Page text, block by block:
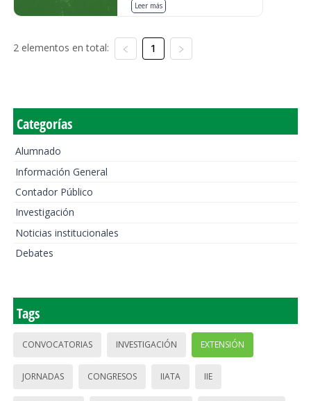
Leer más
2 elementos en total: 1
Categorías
Alumnado
Información General
Contador Público
Investigación
Noticias institucionales
Debates
Tags
CONVOCATORIAS INVESTIGACIÓN EXTENSIÓN
JORNADAS CONGRESOS IIATA IIE